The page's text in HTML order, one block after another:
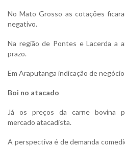
No Mato Grosso as cotações
negativo.
Na região de Pontes e Lacerda a
prazo.
Em Araputanga indicação de
Boi no atacado
Já os preços da carne bovina
mercado atacadista.
A perspectiva é de demanda